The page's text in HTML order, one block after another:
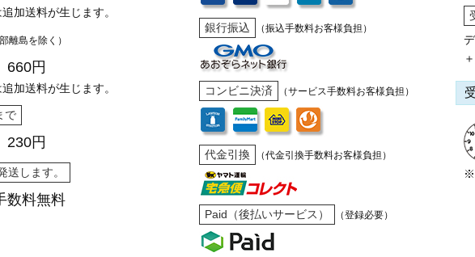
加送料が生じます。
部離島を除く）
円
加送料が生じます。
で
円
送します。
数料無料
銀行振込 （振込手数料お客様負担）
コンビニ決済 （サービス手数料お客様負担）
代金引換 （代金引換手数料お客様負担）
Paid（後払いサービス） （登録必要）
※